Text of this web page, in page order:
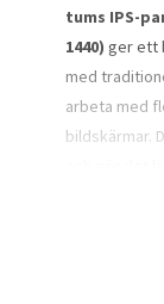
tums IPS-
1440) ger ett
med
arbeta med
bildskärmar.
modellen